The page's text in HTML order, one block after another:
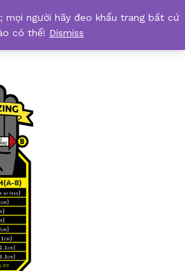
safetyshop.vn size-chart
mọi người hãy đeo khẩu trang bất cứ
có thể! Dismiss